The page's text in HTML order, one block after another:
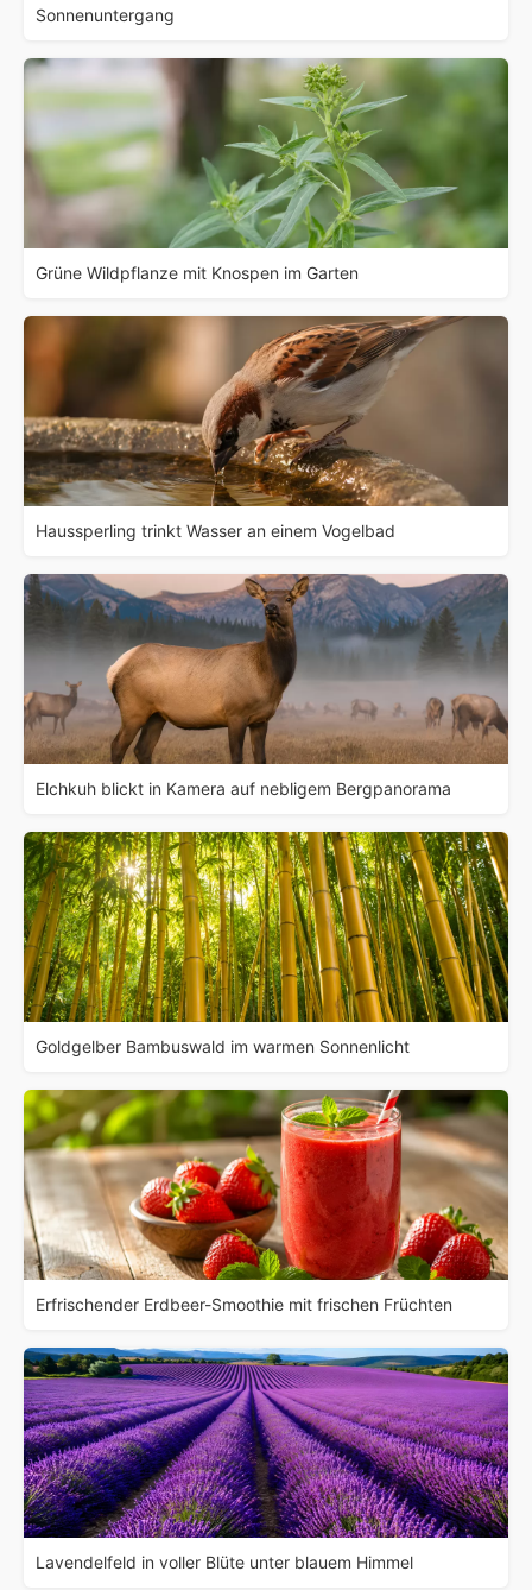
Sonnenuntergang
Grüne Wildpflanze mit Knospen im Garten
Haussperling trinkt Wasser an einem Vogelbad
Elchkuh blickt in Kamera auf nebligem Bergpanorama
Goldgelber Bambuswald im warmen Sonnenlicht
Erfrischender Erdbeer-Smoothie mit frischen Früchten
Lavendelfeld in voller Blüte unter blauem Himmel